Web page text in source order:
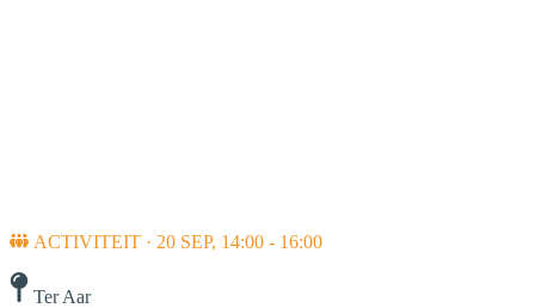
ACTIVITEIT · 20 SEP, 14:00 - 16:00
Ter Aar